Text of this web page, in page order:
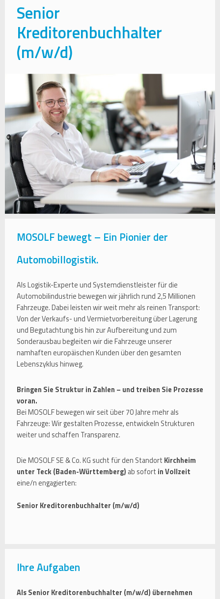
Senior
Kreditorenbuchhalter
(m/w/d)
MOSOLF bewegt – Ein Pionier der
Automobillogistik.
Als Logistik-Experte und Systemdienstleister für die
Automobilindustrie bewegen wir jährlich rund 2,5 Millionen
Fahrzeuge. Dabei leisten wir weit mehr als reinen Transport:
Von der Verkaufs- und Vermietvorbereitung über Lagerung
und Begutachtung bis hin zur Aufbereitung und zum
Sonderausbau begleiten wir die Fahrzeuge unserer
namhaften europäischen Kunden über den gesamten
Lebenszyklus hinweg.
Bringen Sie Struktur in Zahlen – und treiben Sie Prozesse
voran.
Bei MOSOLF bewegen wir seit über 70 Jahre mehr als
Fahrzeuge: Wir gestalten Prozesse, entwickeln Strukturen
weiter und schaffen Transparenz.
Die MOSOLF SE & Co. KG sucht für den Standort Kirchheim
unter Teck (Baden-Württemberg) ab sofort in Vollzeit
eine/n engagierten:
Senior Kreditorenbuchhalter (m/w/d)
Ihre Aufgaben
Als Senior Kreditorenbuchhalter (m/w/d) übernehmen